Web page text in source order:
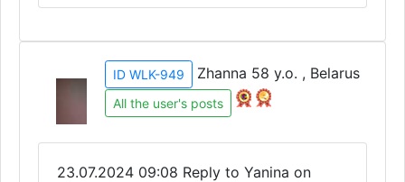
ID WLK-949 Zhanna 58 y.o. , Belarus
All the user's posts
23.07.2024 09:08 Reply to Yanina on